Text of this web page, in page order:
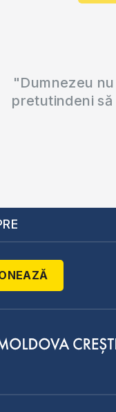
"Dumnezeu
pretutindeni